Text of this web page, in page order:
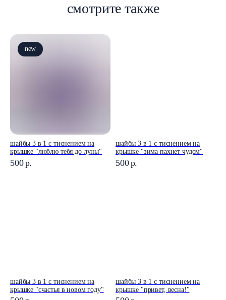
смотрите также
new
шайбы 3 в 1 с тиснением на
крышке "люблю тебя до луны"
500р.
шайбы 3 в 1 с тиснением на
крышке "зима пахнет чудом"
500р.
шайбы 3 в 1 с тиснением на
крышке "счастья в новом году"
шайбы 3 в 1 с тиснением на
крышке "привет, весна!"